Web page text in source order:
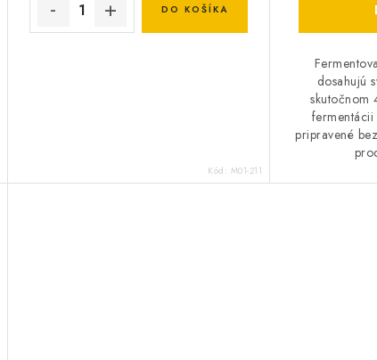
DO KOŠÍKA
Kód: M01-211
dosahujú
skutočnom
fermentácii
pripravené